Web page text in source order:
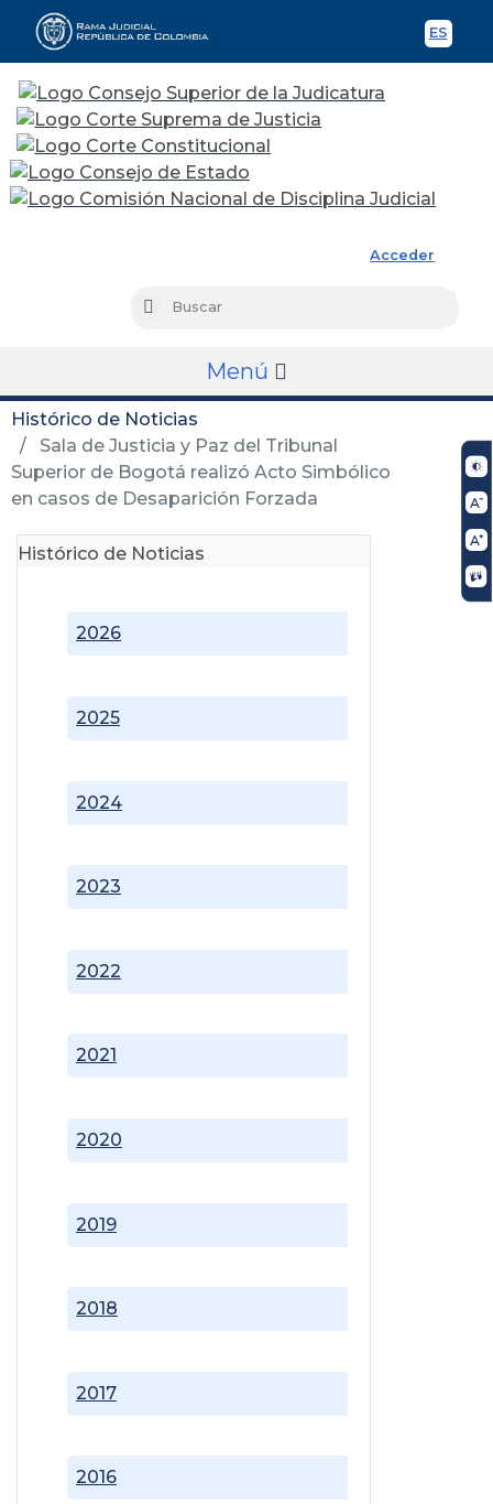
ES
Acceder
Buscar
Menú
Histórico de Noticias
Sala de Justicia y Paz del Tribunal
Superior de Bogotá realizó Acto Simbólico
en casos de Desaparición Forzada
Histórico de Noticias
2016
2017
2018
2019
2020
2021
2022
2023
2024
2025
2026